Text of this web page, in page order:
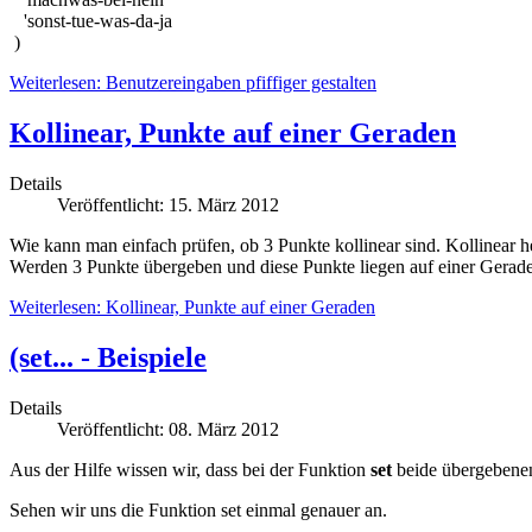
'sonst-tue-was-da-ja
)
Weiterlesen: Benutzereingaben pfiffiger gestalten
Kollinear, Punkte auf einer Geraden
Details
Veröffentlicht: 15. März 2012
Wie kann man einfach prüfen, ob 3 Punkte kollinear sind. Kollinear
Werden 3 Punkte übergeben und diese Punkte liegen auf einer
Weiterlesen: Kollinear, Punkte auf einer Geraden
(set... - Beispiele
Details
Veröffentlicht: 08. März 2012
Aus der Hilfe wissen wir, dass bei der Funktion set beide
Sehen wir uns die Funktion set einmal genauer an.